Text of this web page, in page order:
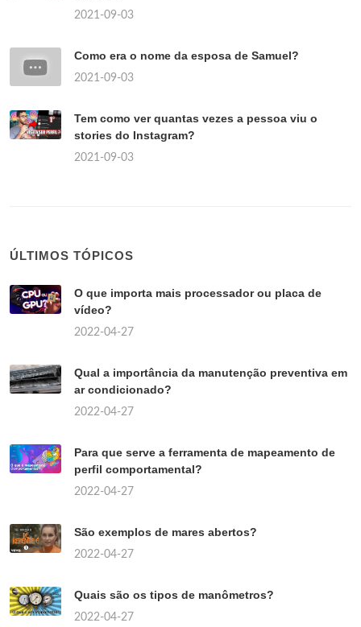
2021-09-03
Como era o nome da esposa de Samuel?
2021-09-03
Tem como ver quantas vezes a pessoa viu o
stories do Instagram?
2021-09-03
ÚLTIMOS TÓPICOS
O que importa mais processador ou placa de
vídeo?
2022-04-27
Qual a importância da manutenção preventiva em
ar condicionado?
2022-04-27
Para que serve a ferramenta de mapeamento de
perfil comportamental?
2022-04-27
São exemplos de mares abertos?
2022-04-27
Quais são os tipos de manômetros?
2022-04-27